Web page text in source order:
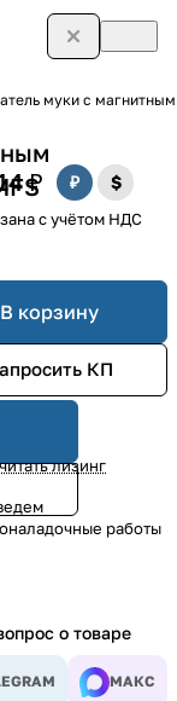
муки с
₽
с учётом НДС
В корзину
КП
лизинг
работы
о товаре
МАКС